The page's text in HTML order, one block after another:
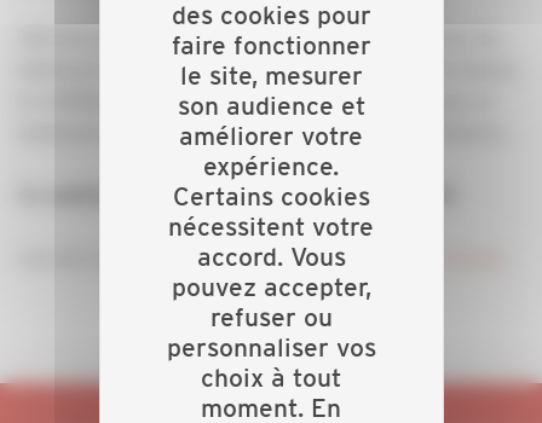
Afin de pouvoir informer les entreprises artisanales du
bâtiment sur les dernières évolutions de l’offre Facilipass,
la CAPEB et son partenaire BUTAGAZ vous propose un
webinaire de présentation du pack chauffage Facilipass.
Ce webinaire aura lieu le 26 mai 2021 à 13H30
Cliquez ici pour rejoindre la réunion
des cookies pour
faire fonctionner
le site, mesurer
son audience et
améliorer votre
expérience.
Certains cookies
nécessitent votre
accord. Vous
pouvez accepter,
refuser ou
personnaliser vos
choix à tout
moment. En